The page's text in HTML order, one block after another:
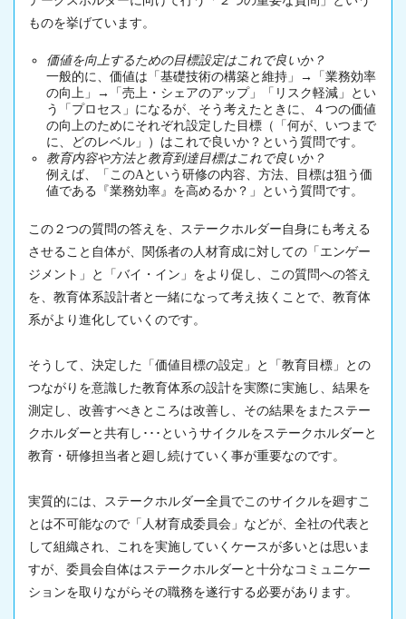
ものを挙げています。
価値を向上するための目標設定はこれで良いか？
一般的に、価値は「基礎技術の構築と維持」→「業務効率
の向上」→「売上・シェアのアップ」「リスク軽減」とい
う「プロセス」になるが、そう考えたときに、４つの価値
の向上のためにそれぞれ設定した目標（「何が、いつまで
に、どのレベル」）はこれで良いか？という質問です。
教育内容や方法と教育到達目標はこれで良いか？
例えば、「このAという研修の内容、方法、目標は狙う価
値である『業務効率』を高めるか？」という質問です。
この２つの質問の答えを、ステークホルダー自身にも考える
させること自体が、関係者の人材育成に対しての「エンゲー
ジメント」と「バイ・イン」をより促し、この質問への答え
を、教育体系設計者と一緒になって考え抜くことで、教育体
系がより進化していくのです。
そうして、決定した「価値目標の設定」と「教育目標」との
つながりを意識した教育体系の設計を実際に実施し、結果を
測定し、改善すべきところは改善し、その結果をまたステー
クホルダーと共有し･･･というサイクルをステークホルダーと
教育・研修担当者と廻し続けていく事が重要なのです。
実質的には、ステークホルダー全員でこのサイクルを廻すこ
とは不可能なので「人材育成委員会」などが、全社の代表と
して組織され、これを実施していくケースが多いとは思いま
すが、委員会自体はステークホルダーと十分なコミュニケー
ションを取りながらその職務を遂行する必要があります。